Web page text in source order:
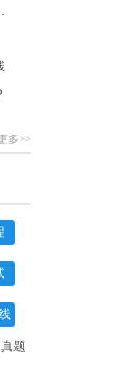
多>>
题